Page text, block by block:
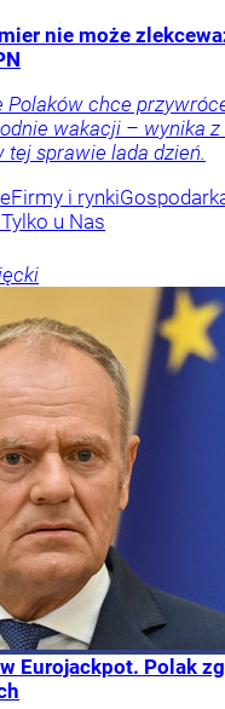
nie może
chce
wakacji – wynika z
tej sprawie lada dzień.
Firmy i rynki
Tylko u Nas
Eurojackpot. Polak